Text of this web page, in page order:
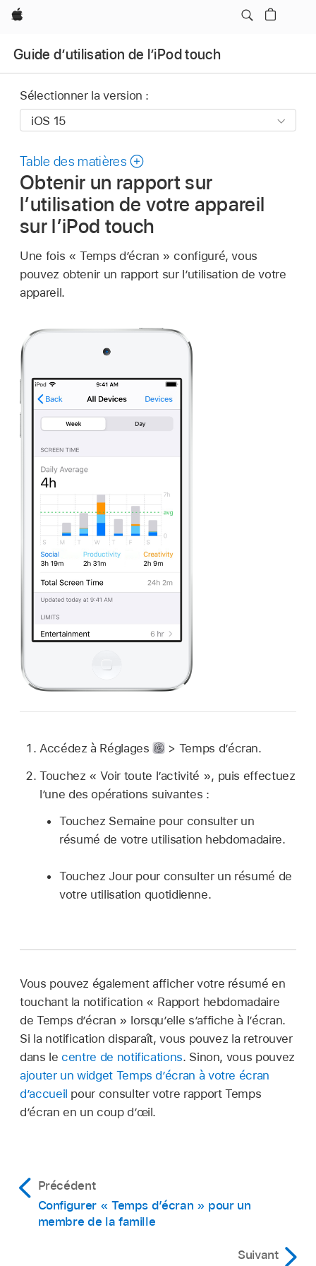
Apple
Guide d’utilisation de l’iPod touch
Sélectionner la version :
Table des matières
Obtenir un rapport sur
l’utilisation de votre appareil
sur l’iPod touch
Une fois « Temps d’écran » configuré, vous
pouvez obtenir un rapport sur l’utilisation de votre
appareil.
Accédez à Réglages
> Temps d’écran.
Touchez « Voir toute l’activité », puis effectuez
l’une des opérations suivantes :
Touchez Semaine pour consulter un
résumé de votre utilisation hebdomadaire.
Touchez Jour pour consulter un résumé de
votre utilisation quotidienne.
Vous pouvez également afficher votre résumé en
touchant la notification « Rapport hebdomadaire
de Temps d’écran » lorsqu’elle s’affiche à l’écran.
Si la notification disparaît, vous pouvez la retrouver
dans lecentre de notifications. Sinon, vous pouvez
ajouter un widget Temps d’écran à votre écran
d’accueil pour consulter votre rapport Temps
d’écran en un coup d’œil.
Précédent
Configurer « Temps d’écran » pour un
membre de la famille
Suivant